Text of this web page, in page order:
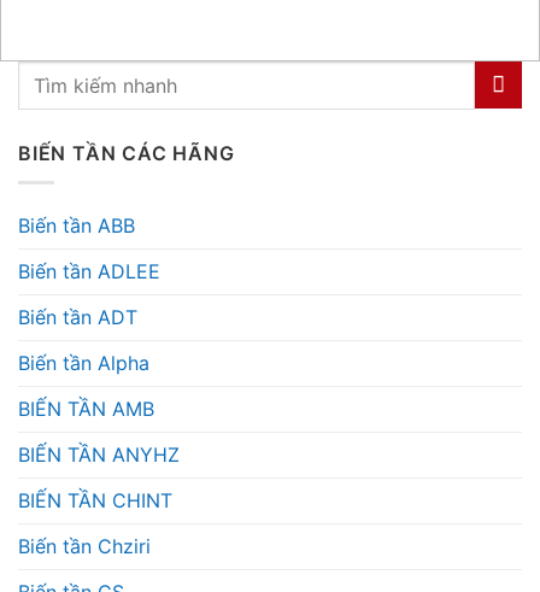
BIẾN TẦN CÁC HÃNG
Biến tần ABB
Biến tần ADLEE
Biến tần ADT
Biến tần Alpha
BIẾN TẦN AMB
BIẾN TẦN ANYHZ
BIẾN TẦN CHINT
Biến tần Chziri